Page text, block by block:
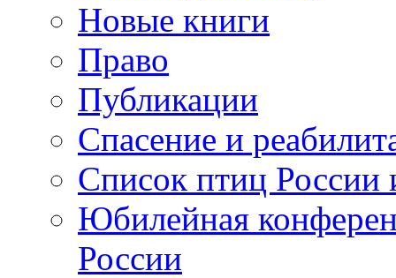
Новые книги
Право
Публикации
Спасение и
Список птиц России
Юбилейная
России